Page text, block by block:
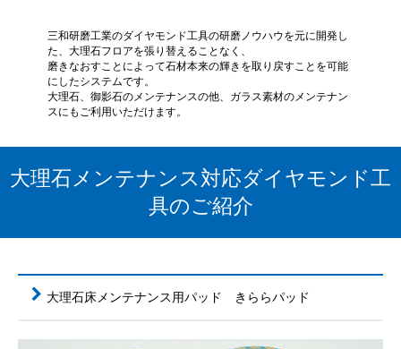
三和研磨工業のダイヤモンド工具の研磨ノウハウを元に開発し
た、大理石フロアを張り替えることなく、
磨きなおすことによって石材本来の輝きを取り戻すことを可能
にしたシステムです。
大理石、御影石のメンテナンスの他、ガラス素材のメンテナン
スにもご利用いただけます。
大理石メンテナンス対応ダイヤモンド工
具のご紹介
大理石床メンテナンス用パッド きららパッド